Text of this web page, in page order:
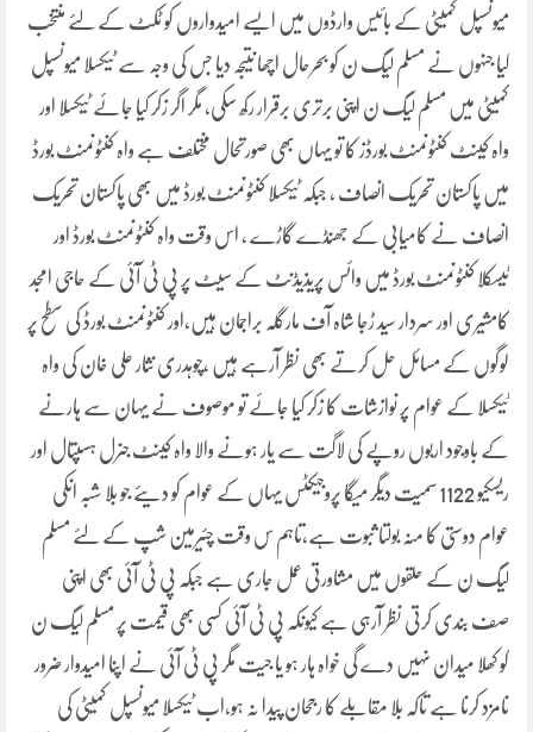
میونسپل کمیٹی کے بائیس وارڈوں میں ایسے امیدواروں کو ٹکٹ کے لئے منتخب
کیا جنہوں نے مسلم لیگ ن کو بحرحال اچھا نتیجہ دیا جس کی وجہ سے ٹیکسلا میونسپل
کمیٹی میں مسلم لیگ ن اپنی برتری برقرار رکھ سکی، مگر اگر زکر کیا جائے ٹیکسلا اور
واہ کینٹ کنٹونمنٹ بورڈز کا تو یہاں بھی صورتحال مختلف ہے واہ کنٹونمنٹ بورڈ
میں پاکستان تحریک انصاف ، جبکہ ٹیکسلا کنٹونمنٹ بورڈ میں بھی پاکستان تحریک
انصاف نے کامیابی کے جھنڈے گاڑے ، اس وقت واہ کنٹونمنٹ بورڈ اور
ٹیسکلا کنٹونمنٹ بورڈ میں وائس پریذیڈنٹ کے سیٹ پر پی ٹی آئی کے حاجی امجد
کامشیری اور سردار سید ڑجا شاہ آف مارگلہ براجمان ہیں،اور کنٹونمنٹ بورڈ کی سطح پر
لوگوں کے مسائل حل کرتے بھی نظر آرہے ہیں ،چوہدری نثار علی خان کی واہ
ٹیکسلا کے عوام پر نوازشات کا زکر کیا جائے تو موصوف نے یہان سے ہارنے
کے باوجود اربوں روپے کی لاگت سے یار ہونے والا واہ کینٹ جنرل ہسپتال اور
ریسکیو 1122 سمیت دیگر میگا پروجیکٹس یہاں کے عوام کو دیئے جو بلا شبہ انکی
عوام دوستی کا منہ بولتا ثبوت ہے،تاہم س وقت چئیرمین شپ کے لئے مسلم
لیگ ن کے حلقوں میں مشاورتی عمل جاری ہے جبکہ پی ٹی آئی بھی اپنی
صف بندی کرتی نظر آرہی ہے کیونکہ پی ٹی آئی کسی بھی قیمت پر مسلم لیگ ن
کو کھلا میدان نہیں دے گی خواہ ہار ہو یا جیت مگر پی ٹی آئی نے اپنا امیدوار ضرور
نامزد کرنا ہے تاکہ بلا مقابلے کا رجحان پیدا نہ ہو،اب ٹیکسلا میونسپل کمیٹی کی